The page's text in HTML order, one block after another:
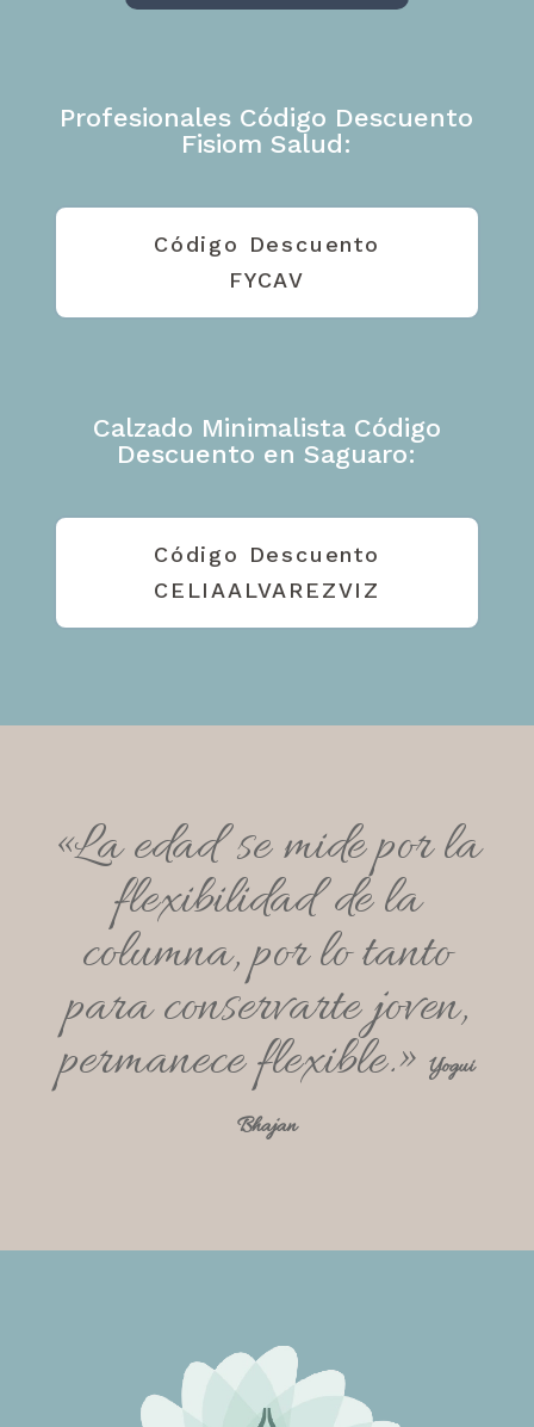
Profesionales Código Descuento
Fisiom Salud:
Código Descuento
FYCAV
Calzado Minimalista Código
Descuento en Saguaro:
Código Descuento
CELIAALVAREZVIZ
«La edad se mide por la
flexibilidad de la
columna, por lo tanto
para conservarte joven,
permanece flexible.» Yogui
Bhajan